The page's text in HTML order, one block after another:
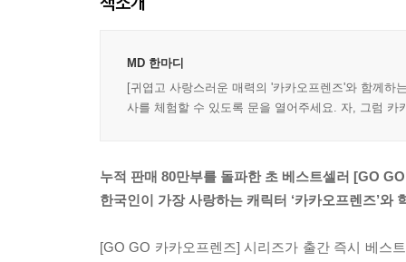
MD 한마디
[귀엽고 사랑스러운 매력의 '카카오프렌즈'와 함께
사를 체험할 수 있도록 문을 열어주세요. 자, 그럼
누적 판매 80만부를 돌파한 초 베스트셀러 [GO
한국인이 가장 사랑하는 캐릭터 ‘카카오프렌즈’와
[GO GO 카카오프렌즈] 시리즈가 출간 즉시 베스